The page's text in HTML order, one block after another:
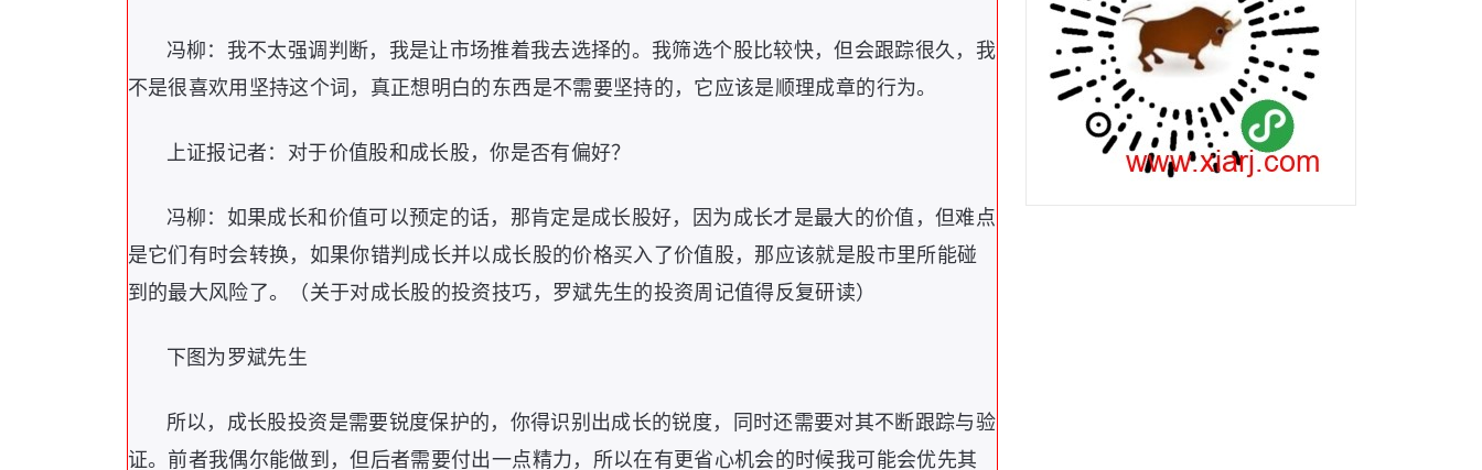
冯柳：我不太强调判断，我是让市场推着我去选择的。我筛选个股比较快，但会跟踪很久，我
不是很喜欢用坚持这个词，真正想明白的东西是不需要坚持的，它应该是顺理成章的行为。
上证报记者：对于价值股和成长股，你是否有偏好？
冯柳：如果成长和价值可以预定的话，那肯定是成长股好，因为成长才是最大的价值，但难点
是它们有时会转换，如果你错判成长并以成长股的价格买入了价值股，那应该就是股市里所能碰
到的最大风险了。（关于对成长股的投资技巧，罗斌先生的投资周记值得反复研读）
下图为罗斌先生
所以，成长股投资是需要锐度保护的，你得识别出成长的锐度，同时还需要对其不断跟踪与验
证。前者我偶尔能做到，但后者需要付出一点精力，所以在有更省心机会的时候我可能会优先其